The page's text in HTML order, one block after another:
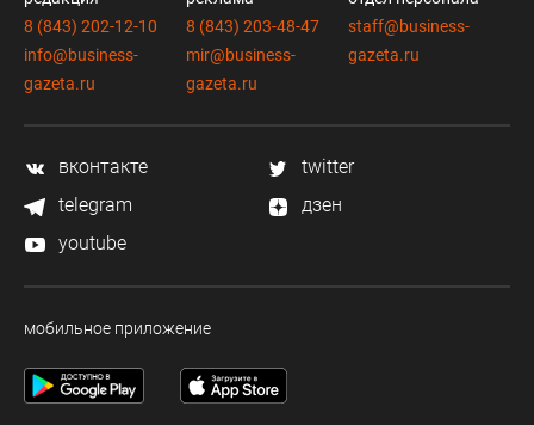
8 (843) 202-12-10
info@business-
gazeta.ru
8 (843) 203-48-47
mir@business-
gazeta.ru
staff@business-
gazeta.ru
вконтакте
twitter
telegram
дзен
youtube
мобильное приложение